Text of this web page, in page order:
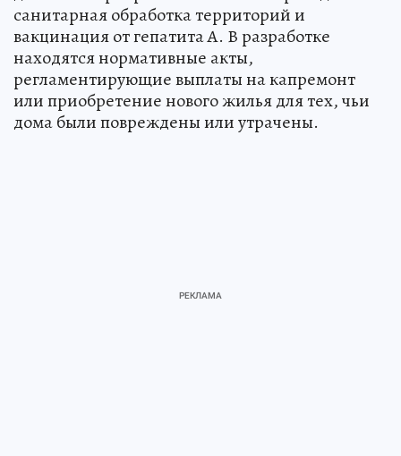
санитарная обработка территорий и
вакцинация от гепатита А. В разработке
находятся нормативные акты,
регламентирующие выплаты на капремонт
или приобретение нового жилья для тех, чьи
дома были повреждены или утрачены.